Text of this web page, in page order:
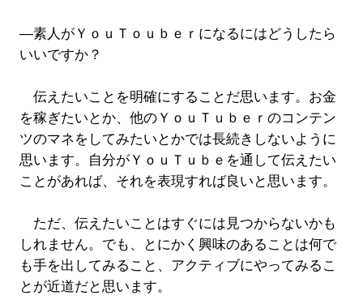
―素人がＹｏｕＴｏｕｂｅｒになるにはどうしたら
いいですか？
伝えたいことを明確にすることだ思います。お金
を稼ぎたいとか、他のＹｏｕＴｕｂｅｒのコンテン
ツのマネをしてみたいとかでは長続きしないように
思います。自分がＹｏｕＴｕｂｅを通して伝えたい
ことがあれば、それを表現すれば良いと思います。
ただ、伝えたいことはすぐには見つからないかも
しれません。でも、とにかく興味のあることは何で
も手を出してみること、アクティブにやってみるこ
とが近道だと思います。